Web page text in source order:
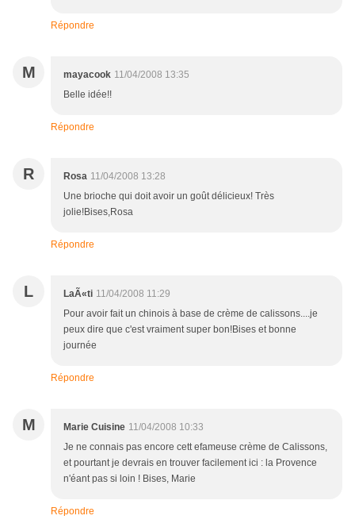
Répondre
M mayacook 11/04/2008 13:35
Belle idée!!
Répondre
R Rosa 11/04/2008 13:28
Une brioche qui doit avoir un goût délicieux! Très
jolie!Bises,Rosa
Répondre
L LaÃ«ti 11/04/2008 11:29
Pour avoir fait un chinois à base de crème de calissons....je
peux dire que c'est vraiment super bon!Bises et bonne
journée
Répondre
M Marie Cuisine 11/04/2008 10:33
Je ne connais pas encore cett efameuse crème de Calissons,
et pourtant je devrais en trouver facilement ici : la Provence
n'éant pas si loin ! Bises, Marie
Répondre